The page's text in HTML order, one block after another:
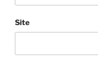
Site